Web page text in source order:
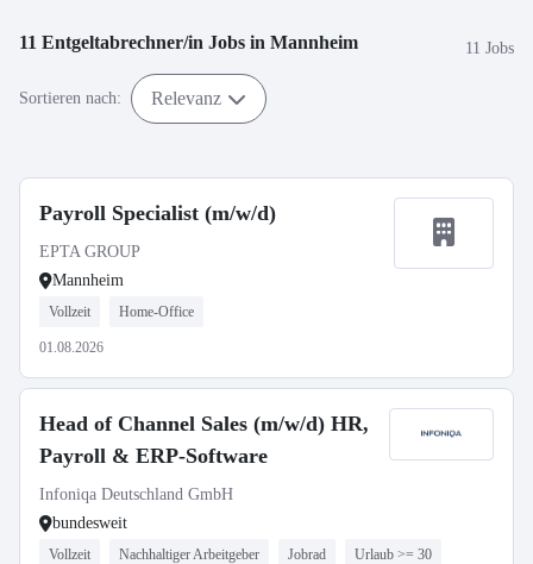
11 Entgeltabrechner/in Jobs in Mannheim 11 Jobs
Sortieren nach: Relevanz
Payroll Specialist (m/w/d)
EPTA GROUP
Mannheim
Vollzeit Home-Office
01.08.2026
Head of Channel Sales (m/w/d) HR,
Payroll & ERP-Software
Infoniqa Deutschland GmbH
bundesweit
Vollzeit Nachhaltiger Arbeitgeber Jobrad Urlaub >= 30